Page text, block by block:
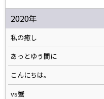
2020年
私の癒し
あっとゆう間に
こんにちは。
vs蟹